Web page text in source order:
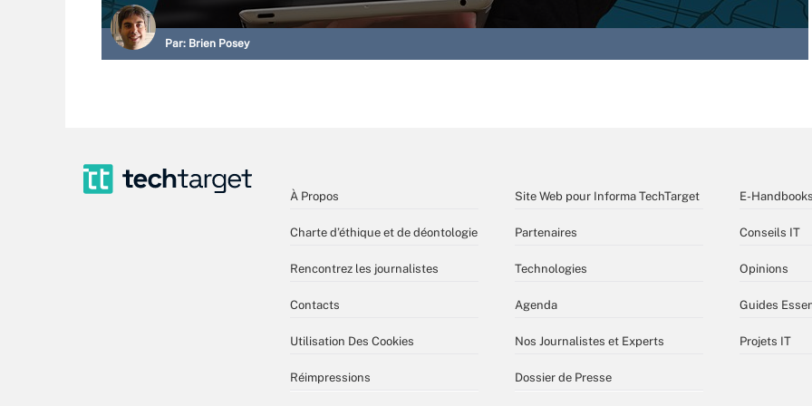
Par: Brien Posey
À Propos
Charte d’éthique et de déontologie
Rencontrez les journalistes
Contacts
Utilisation Des Cookies
Réimpressions
Site Web pour Informa TechTarget
Partenaires
Technologies
Agenda
Nos Journalistes et Experts
Dossier de Presse
E-Handbooks
Conseils IT
Opinions
Guides
Projets IT